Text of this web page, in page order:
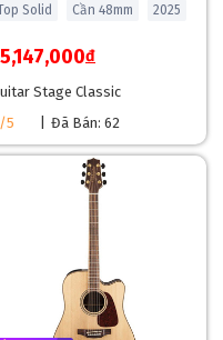
dòng gỗ cao cấp và chỉ
đó chính là dòng gỗ
kì quyến rũ. Gỗ Cẩm
giàu âm trầm và độ
hưởng của âm thanh
Solid Cần 48mm 2025
đ
Stage Classic
5
Đã Bán: 62